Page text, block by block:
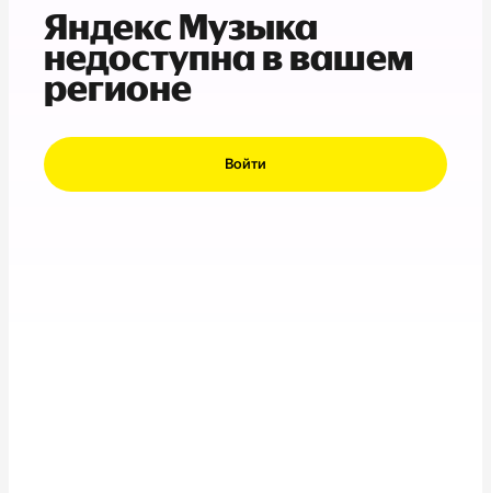
Яндекс Музыка
недоступна в вашем
регионе
Войти